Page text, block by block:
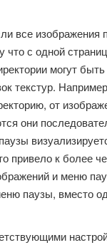
все
что с одной
могут
текстур.
от
они
привело к более
и меню
паузы, вместо